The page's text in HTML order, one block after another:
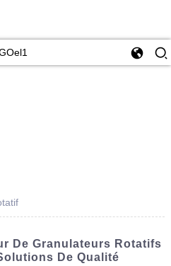
De Granulateurs Rotatifs
De Qualité